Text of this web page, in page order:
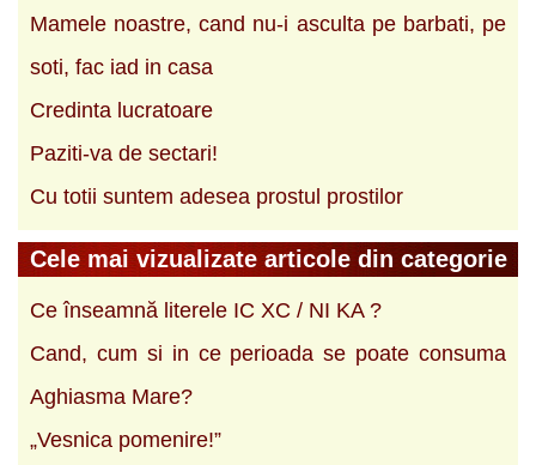
Mamele noastre, cand nu-i asculta pe barbati, pe
soti, fac iad in casa
Credinta lucratoare
Paziti-va de sectari!
Cu totii suntem adesea prostul prostilor
Cele mai vizualizate articole din categorie
Ce înseamnă literele IC XC / NI KA ?
Cand, cum si in ce perioada se poate consuma
Aghiasma Mare?
„Vesnica pomenire!”